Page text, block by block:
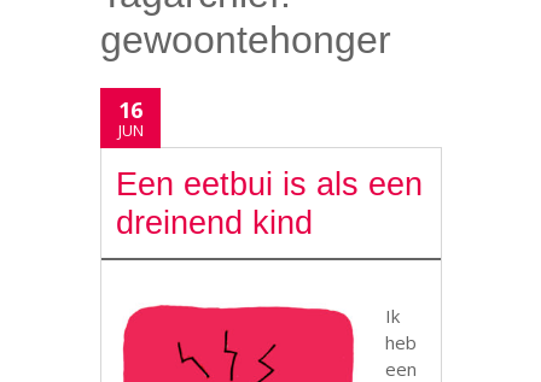
gewoontehonger
16
JUN
Een eetbui is als een
dreinend kind
Ik
heb
een